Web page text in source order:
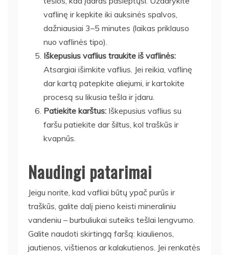
vaflinę ir kepkite iki auksinės spalvos,
dažniausiai 3–5 minutes (laikas priklauso
nuo vaflinės tipo).
Iškepusius vaflius traukite iš vaflinės:
Atsargiai išimkite vaflius. Jei reikia, vaflinę
dar kartą patepkite aliejumi, ir kartokite
procesą su likusia tešla ir įdaru.
Patiekite karštus: Iškepusius vaflius su
faršu patiekite dar šiltus, kol traškūs ir
kvapnūs.
Naudingi patarimai
Jeigu norite, kad vafliai būtų ypač purūs ir
traškūs, galite dalį pieno keisti mineraliniu
vandeniu – burbuliukai suteiks tešlai lengvumo.
Galite naudoti skirtingą faršą: kiaulienos,
jautienos, vištienos ar kalakutienos. Jei renkatės